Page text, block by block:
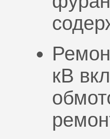
кВ